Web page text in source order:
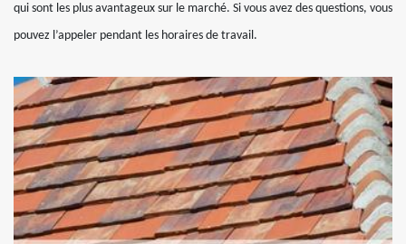
qui sont les plus avantageux sur le marché. Si vous avez des questions, vous
pouvez l’appeler pendant les horaires de travail.